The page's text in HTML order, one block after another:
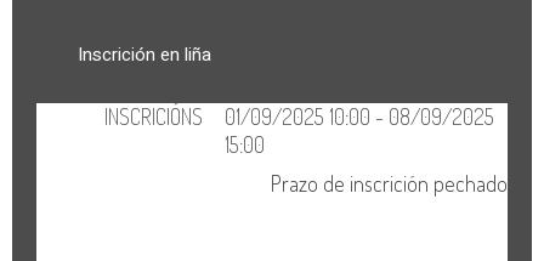
Inscrición en liña